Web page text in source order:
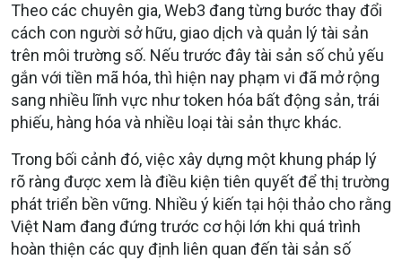
Theo các chuyên gia, Web3 đang từng bước thay đổi
cách con người sở hữu, giao dịch và quản lý tài sản
trên môi trường số. Nếu trước đây tài sản số chủ yếu
gắn với tiền mã hóa, thì hiện nay phạm vi đã mở rộng
sang nhiều lĩnh vực như token hóa bất động sản, trái
phiếu, hàng hóa và nhiều loại tài sản thực khác.
Trong bối cảnh đó, việc xây dựng một khung pháp lý
rõ ràng được xem là điều kiện tiên quyết để thị trường
phát triển bền vững. Nhiều ý kiến tại hội thảo cho rằng
Việt Nam đang đứng trước cơ hội lớn khi quá trình
hoàn thiện các quy định liên quan đến tài sản số